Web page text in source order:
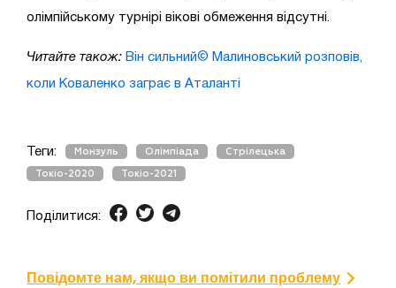
олімпійському турнірі вікові обмеження відсутні.
Читайте також: Він сильний© Малиновський розповів,
коли Коваленко заграє в Аталанті
Теги: Монзуль Олімпіада Стрілецька
Токіо-2020 Токіо-2021
Поділитися:
Повідомте нам, якщо ви помітили проблему